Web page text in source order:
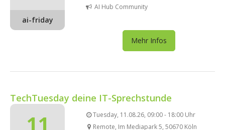
ai-friday
AI Hub Community
Mehr Infos
TechTuesday deine IT-Sprechstunde
11
Tuesday, 11.08.26, 09:00 - 18:00 Uhr
Remote, Im Mediapark 5, 50670 Köln